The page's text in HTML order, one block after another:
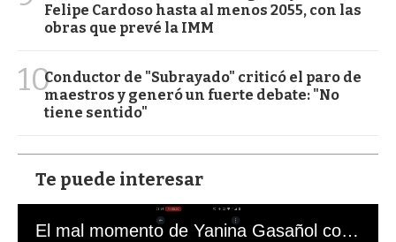
Felipe Cardoso hasta al menos 2055, con las
obras que prevé la IMM
10Conductor de "Subrayado" criticó el paro de
maestros y generó un fuerte debate: "No
tiene sentido"
Te puede interesar
El mal momento de Yanina Gasañol con un hincha argentino en "Subrayado"